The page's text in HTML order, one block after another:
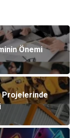
Önemi
Projelerinde